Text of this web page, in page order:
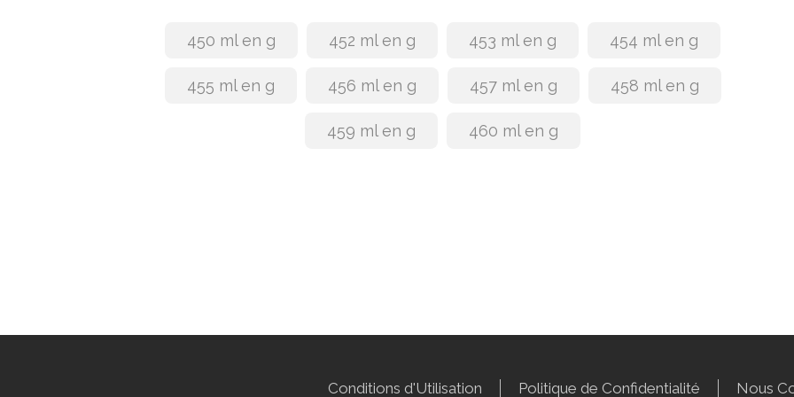
450 ml en g 452 ml en g 453 ml en g 454 ml en g
455 ml en g 456 ml en g 457 ml en g 458 ml en g
459 ml en g 460 ml en g
Conditions d'Utilisation Politique de Confidentialité Nous